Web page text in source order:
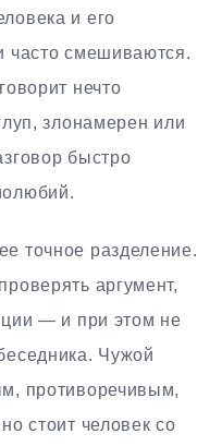
и его
часто смешиваются.
нечто
злонамерен или
быстро
точное разделение.
аргумент,
— и при этом не
Чужой
противоречивым,
стоит человек со